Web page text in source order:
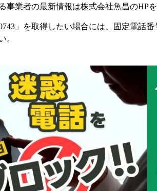
事業者の最新情報は株式会社魚昌のHP
」を取得したい場合には、 固定電話番
。